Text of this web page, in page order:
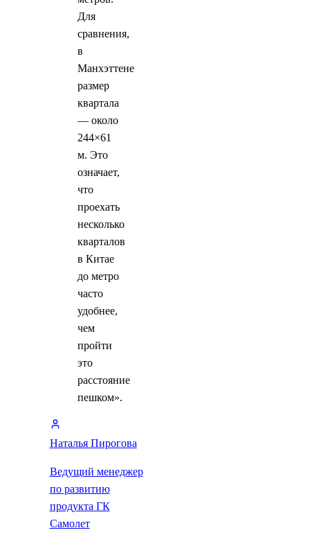
Для
сравнения,
в
Манхэттене
размер
квартала
— около
244×61
м. Это
означает,
что
проехать
несколько
кварталов
в Китае
до метро
часто
удобнее,
чем
пройти
это
расстояние
пешком».
Наталья Пирогова
Ведущий менеджер
по развитию
продукта ГК
Самолет